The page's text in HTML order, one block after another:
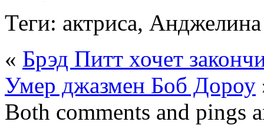
Теги: актриса,
« Брэд Питт хочет
Умер джазмен Боб Дороу
Both comments and pings